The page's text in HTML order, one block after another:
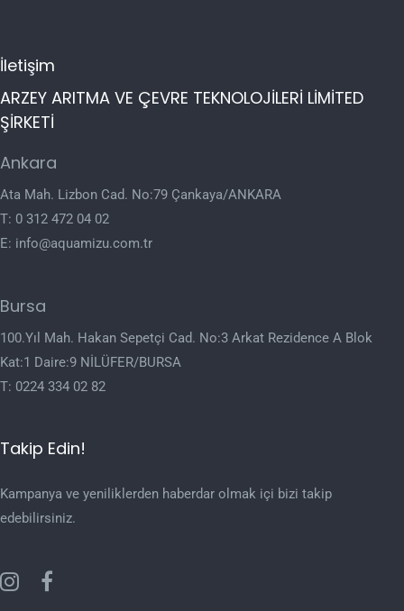
İletişim
ARZEY ARITMA VE ÇEVRE TEKNOLOJİLERİ LİMİTED
ŞİRKETİ
Ankara
Ata Mah. Lizbon Cad. No:79 Çankaya/ANKARA
T: 0 312 472 04 02
E: info@aquamizu.com.tr
Bursa
100.Yıl Mah. Hakan Sepetçi Cad. No:3 Arkat Rezidence A Blok
Kat:1 Daire:9 NİLÜFER/BURSA
T: 0224 334 02 82
Takip Edin!
Kampanya ve yeniliklerden haberdar olmak içi bizi takip
edebilirsiniz.